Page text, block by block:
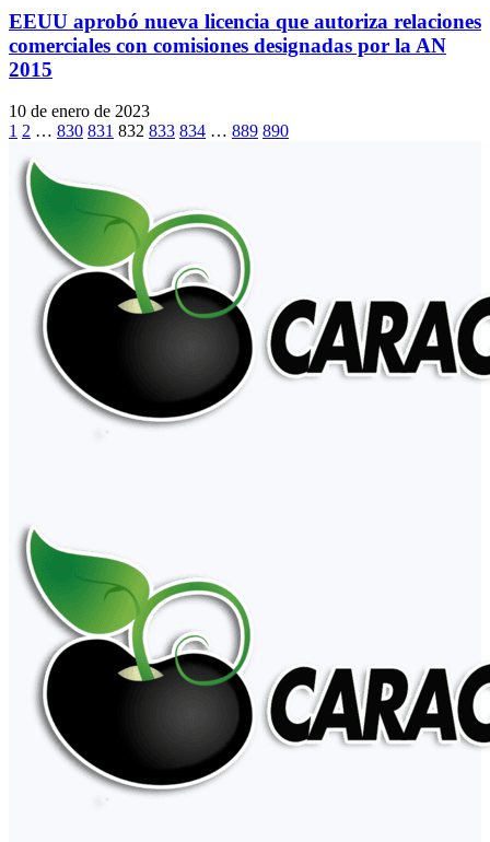
EEUU aprobó nueva licencia que autoriza relaciones
comerciales con comisiones designadas por la AN
2015
10 de enero de 2023
1 2 … 830 831 832 833 834 … 889 890